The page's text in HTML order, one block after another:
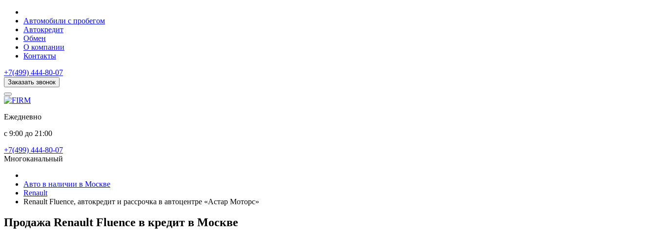
Автомобили с пробегом
Автокредит
Обмен
О компании
Контакты
+7(499) 444-80-07
Заказать звонок
Ежедневно
с 9:00 до 21:00
+7(499) 444-80-07
Многоканальный
Авто в наличии в Москве
Renault
Renault Fluence, автокредит и рассрочка в автоцентре «Астар Моторс»
Продажа Renault Fluence в кредит в Москве